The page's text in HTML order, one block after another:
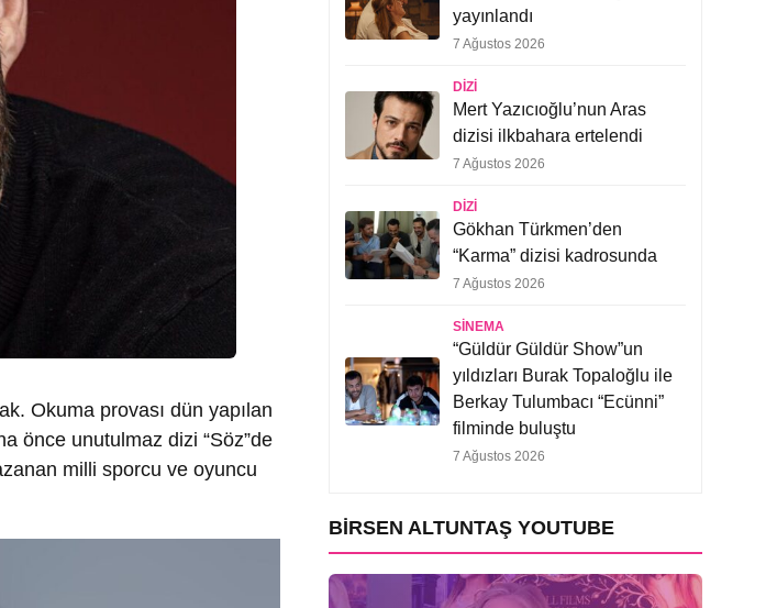
Okuma provası dün yapılan
önce unutulmaz dizi “Söz”de
milli sporcu ve oyuncu
yayınlandı
7 Ağustos 2026
DIZI
Mert Yazıcıoğlu’nun Aras
dizisi ilkbahara ertelendi
7 Ağustos 2026
DIZI
Gökhan Türkmen’den
“Karma” dizisi kadrosunda
7 Ağustos 2026
SINEMA
“Güldür Güldür Show”un
yıldızları Burak Topaloğlu ile
Berkay Tulumbacı “Ecünni”
filminde buluştu
7 Ağustos 2026
BIRSEN ALTUNTAŞ YOUTUBE